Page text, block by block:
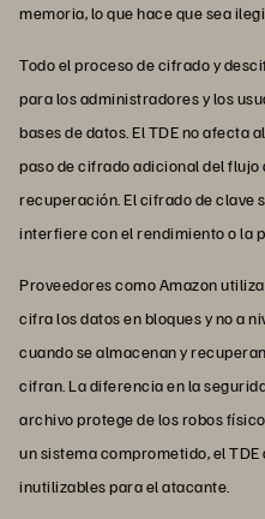
memoria, lo que hace que sea
Todo el proceso de cifrado y
para los administradores y los
bases de datos. El TDE no afecta
paso de cifrado adicional del
recuperación. El cifrado de clave
interfiere con el rendimiento o la
Proveedores como Amazon
cifra los datos en bloques y no a
cuando se almacenan y
cifran. La diferencia en la
archivo protege de los robos
un sistema comprometido, el
inutilizables para el atacante.